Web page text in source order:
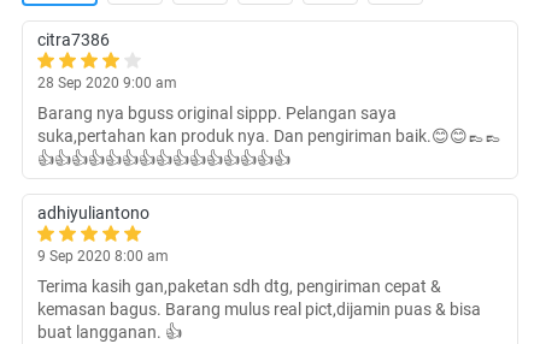
citra7386
28 Sep 2020 9:00 am
Barang nya bguss original sippp. Pelangan saya
suka,pertahan kan produk nya. Dan pengiriman baik.😊😊👞👞
👍👍👍👍👍👍👍👍👍👍👍👍👍👍👍
adhiyuliantono
9 Sep 2020 8:00 am
Terima kasih gan,paketan sdh dtg, pengiriman cepat &
kemasan bagus. Barang mulus real pict,dijamin puas & bisa
buat langganan. 👍